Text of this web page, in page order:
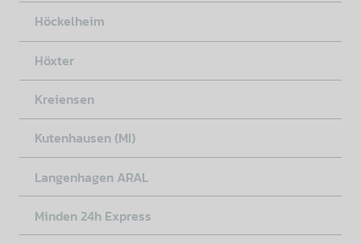
Höckelheim
Höxter
Kreiensen
Kutenhausen (MI)
Langenhagen ARAL
Minden 24h Express